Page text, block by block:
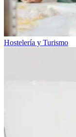
Hostelería y Turismo